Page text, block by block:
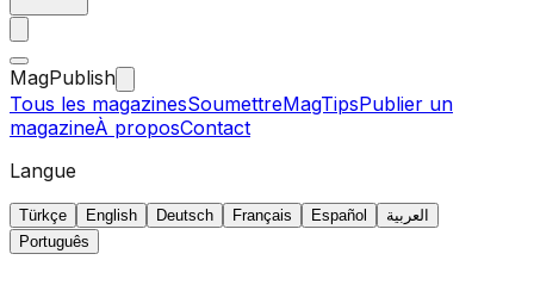
MagPublish
Tous les magazinesSoumettreMagTipsPublier un
magazineÀ proposContact
Langue
Türkçe English Deutsch Français Español
العربية
Português